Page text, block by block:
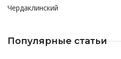
Чердаклинский
Популярные статьи